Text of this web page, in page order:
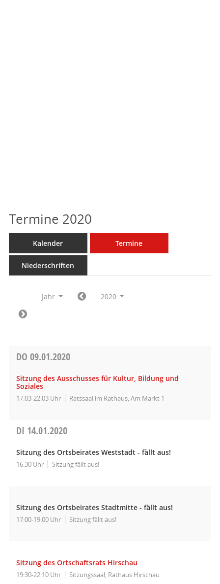
Termine 2020
Kalender Termine
Niederschriften
Jahr 2020
DO 09.01.2020
Sitzung des Ausschusses für Kultur, Bildung und
Soziales
17:03-22:03 Uhr Ratssaal im Rathaus, Am Markt 1
DI 14.01.2020
Sitzung des Ortsbeirates Weststadt - fällt aus!
16:30 Uhr Sitzung fällt aus!
Sitzung des Ortsbeirates Stadtmitte - fällt aus!
17:00-19:00 Uhr Sitzung fällt aus!
Sitzung des Ortschaftsrats Hirschau
19:30-22:10 Uhr Sitzungssaal, Rathaus Hirschau